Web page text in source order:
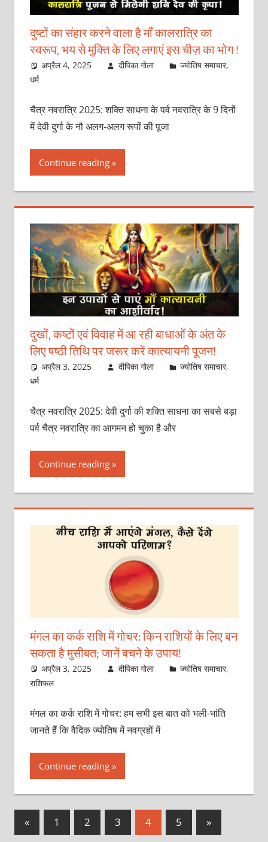
दुष्टों का संहार करने वाला है माँ कालरात्रि का
स्वरूप, भय से मुक्ति के लिए लगाएं इस चीज़ का भोग !
अप्रैल 4, 2025 दीपिका गोला ज्योतिष समाचार,
धर्म
चैत्र नवरात्रि 2025: शक्ति साधना के पर्व नवरात्रि के 9 दिनों
में देवी दुर्गा के नौ अलग-अलग रूपों की पूजा
Continue reading
दुखों, कष्टों एवं विवाह में आ रही बाधाओं के अंत के
लिए षष्ठी तिथि पर जरूर करें कात्यायनी पूजन!
अप्रैल 3, 2025 दीपिका गोला ज्योतिष समाचार,
धर्म
चैत्र नवरात्रि 2025: देवी दुर्गा की शक्ति साधना का सबसे बड़ा
पर्व चैत्र नवरात्रि का आगमन हो चुका है और
Continue reading
मंगल का कर्क राशि में गोचर: किन राशियों के लिए बन
सकता है मुसीबत; जानें बचने के उपाय!
अप्रैल 3, 2025 दीपिका गोला ज्योतिष समाचार,
राशिफल
मंगल का कर्क राशि में गोचर: हम सभी इस बात को भली-भांति
जानते हैं कि वैदिक ज्योतिष में नवग्रहों में
Continue reading
Posts
«Previous
Posts
1 2 3 4 5
Next
Posts
»